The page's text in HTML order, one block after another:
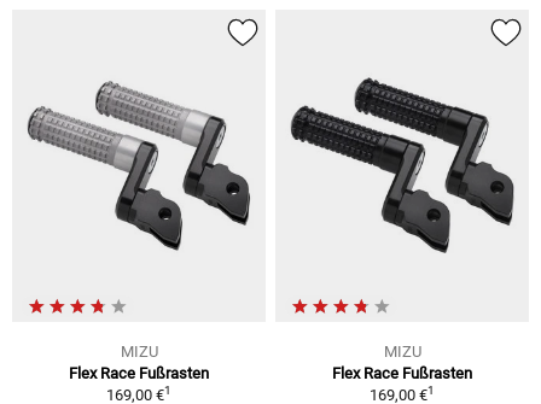
MIZU
Flex Race Fußrasten
169,00 €1
MIZU
Flex Race Fußrasten
169,00 €1